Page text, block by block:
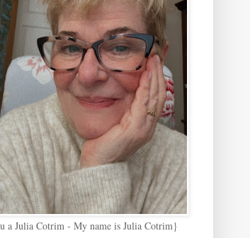
a Julia Cotrim - My name is Julia Cotrim}